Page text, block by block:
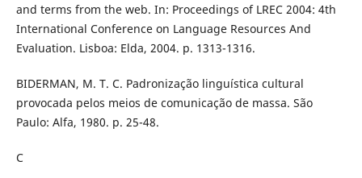
and terms from the web. In: Proceedings of LREC 2004: 4th
International Conference on Language Resources And
Evaluation. Lisboa: Elda, 2004. p. 1313-1316.
BIDERMAN, M. T. C. Padronização linguística cultural
provocada pelos meios de comunicação de massa. São
Paulo: Alfa, 1980. p. 25-48.
C